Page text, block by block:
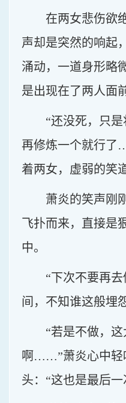
在两女悲伤欲
声却是突然的响起
涌动，一道身形略
是出现在了两人面
“还没死，只
再修炼一个就行
着两女，虚弱的笑道
萧炎的笑声刚
飞扑而来，直接是
中。
“下次不要再
间，不知谁这般埋
“若是不做，
啊……”萧炎心中轻
头：“这也是最后